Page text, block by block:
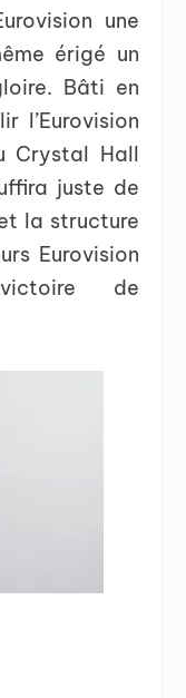
une
érigé un
Bâti en
l’Eurovision
Crystal Hall
juste de
la structure
Eurovision
de